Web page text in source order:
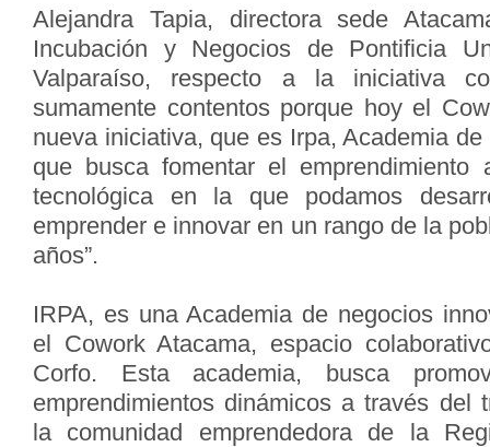
Alejandra Tapia, directora sede
Incubación y Negocios de Pontificia
Valparaíso, respecto a la iniciativa
sumamente contentos porque hoy el
nueva iniciativa, que es Irpa, Academia
que busca fomentar el
tecnológica en la que podamos
emprender e innovar en un rango de la
años”.
IRPA, es una Academia de negocios
el Cowork Atacama, espacio
Corfo. Esta academia, busca
emprendimientos dinámicos a través del
la comunidad emprendedora de la